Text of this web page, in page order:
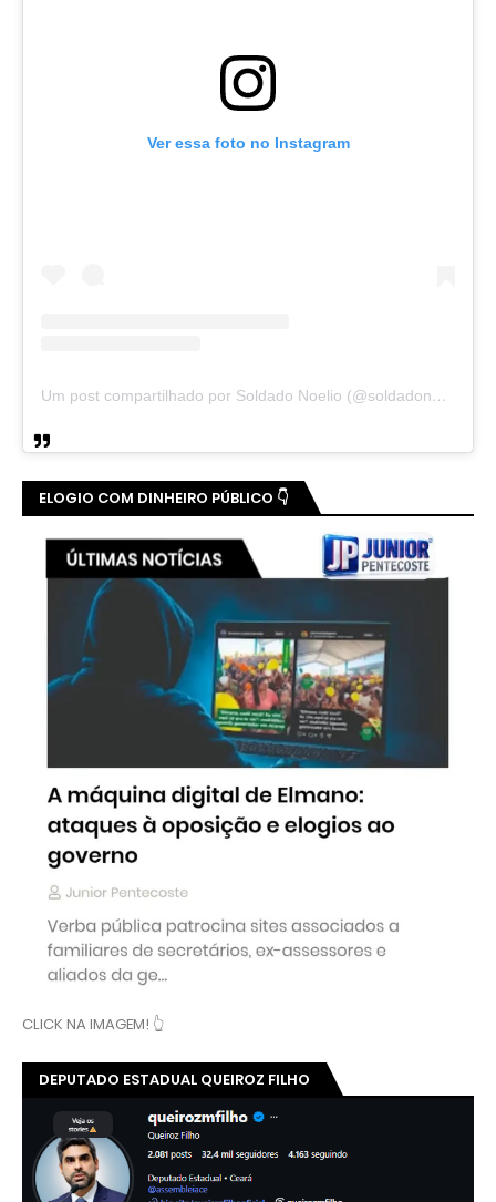
Ver essa foto no Instagram
Um post compartilhado por Soldado Noelio (@soldadonoelio)
ELOGIO COM DINHEIRO PÚBLICO 👇
CLICK NA IMAGEM! 👆
DEPUTADO ESTADUAL QUEIROZ FILHO